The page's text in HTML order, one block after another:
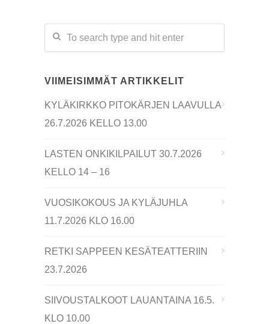
VIIMEISIMMÄT ARTIKKELIT
KYLÄKIRKKO PITOKÄRJEN LAAVULLA
26.7.2026 KELLO 13.00
LASTEN ONKIKILPAILUT 30.7.2026
KELLO 14 – 16
VUOSIKOKOUS JA KYLÄJUHLA
11.7.2026 KLO 16.00
RETKI SAPPEEN KESÄTEATTERIIN
23.7.2026
SIIVOUSTALKOOT LAUANTAINA 16.5.
KLO 10.00